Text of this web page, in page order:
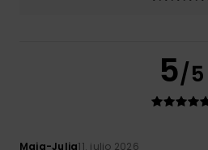
5/5
Maja-Julia11. julio 2026